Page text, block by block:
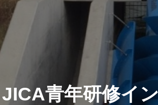
JICA青年研修イ